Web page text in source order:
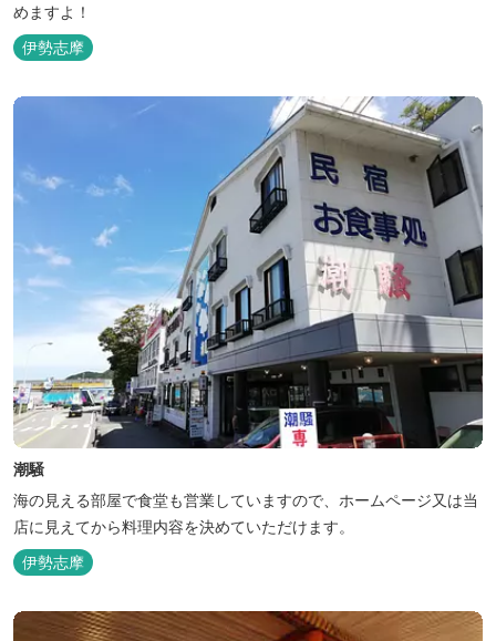
めますよ！
伊勢志摩
潮騒
海の見える部屋で食堂も営業していますので、ホームページ又は当
店に見えてから料理内容を決めていただけます。
伊勢志摩